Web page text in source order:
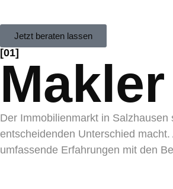
Jetzt beraten lassen
[01]
Der Immobilienmarkt in
entscheidenden Unterschied macht.
umfassende Erfahrungen mit den